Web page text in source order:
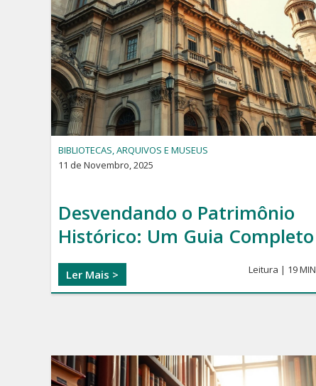
BIBLIOTECAS, ARQUIVOS E MUSEUS
11 de Novembro, 2025
Desvendando o Patrimônio
Histórico: Um Guia Completo
Ler Mais > Leitura | 19 MIN